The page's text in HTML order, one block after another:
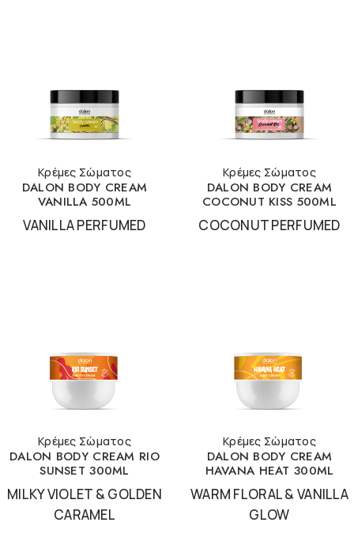
Κρέμες Σώματος
DALON BODY CREAM
VANILLA 500ML
VANILLA PERFUMED
Κρέμες Σώματος
DALON BODY CREAM
COCONUT KISS 500ML
COCONUT PERFUMED
Κρέμες Σώματος
DALON BODY CREAM RIO
SUNSET 300ML
MILKY VIOLET & GOLDEN
CARAMEL
Κρέμες Σώματος
DALON BODY CREAM
HAVANA HEAT 300ML
WARM FLORAL & VANILLA
GLOW